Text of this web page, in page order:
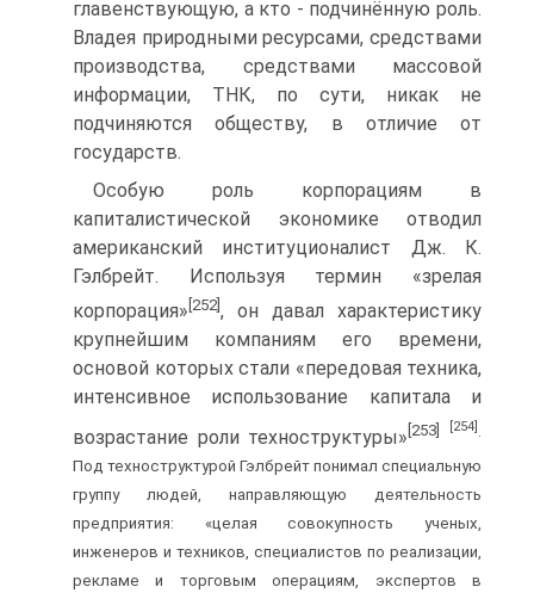
главенствующую, а кто - подчинённую роль.
Владея природными ресурсами, средствами
производства, средствами массовой
информации, ТНК, по сути, никак не
подчиняются обществу, в отличие от
государств.
Особую роль корпорациям в
капиталистической экономике отводил
американский институционалист Дж. К.
Гэлбрейт. Используя термин «зрелая
корпорация» [252], он давал характеристику
крупнейшим компаниям его времени,
основой которых стали «передовая техника,
интенсивное использование капитала и
возрастание роли техноструктуры»[253] [254]
Под техноструктурой Гэлбрейт понимал специальную
группу людей, направляющую деятельность
предприятия: «целая совокупность ученых,
инженеров и техников, специалистов по реализации,
рекламе и торговым операциям, экспертов в